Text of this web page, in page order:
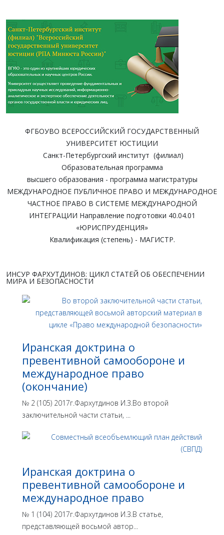
ФГБОУВО ВСЕРОССИЙСКИЙ ГОСУДАРСТВЕННЫЙ
УНИВЕРСИТЕТ ЮСТИЦИИ
Санкт-Петербургский институт (филиал)
Образовательная программа
высшего образования - программа магистратуры
МЕЖДУНАРОДНОЕ ПУБЛИЧНОЕ ПРАВО И МЕЖДУНАРОДНОЕ
ЧАСТНОЕ ПРАВО В СИСТЕМЕ МЕЖДУНАРОДНОЙ
ИНТЕГРАЦИИ Направление подготовки 40.04.01
«ЮРИСПРУДЕНЦИЯ»
Квалификация (степень) - МАГИСТР.
ИНСУР ФАРХУТДИНОВ: ЦИКЛ СТАТЕЙ ОБ ОБЕСПЕЧЕНИИ
МИРА И БЕЗОПАСНОСТИ
Иранская доктрина о
превентивной самообороне и
международное право
(окончание)
№ 2 (105) 2017г.Фархутдинов И.З.Во второй
заключительной части статьи, ...
Иранская доктрина о
превентивной самообороне и
международное право
№ 1 (104) 2017г.Фархутдинов И.З.В статье,
представляющей восьмой автор...